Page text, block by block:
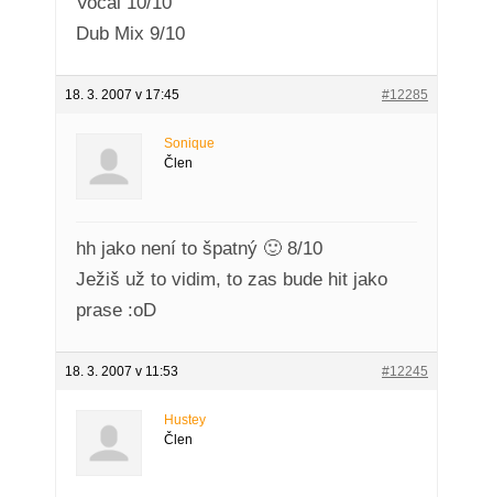
Dub Mix 9/10
18. 3. 2007 v 17:45 #12285
Sonique
Člen
hh jako není to špatný 🙂 8/10
Ježiš už to vidim, to zas bude hit jako
prase :oD
18. 3. 2007 v 11:53 #12245
Hustey
Člen